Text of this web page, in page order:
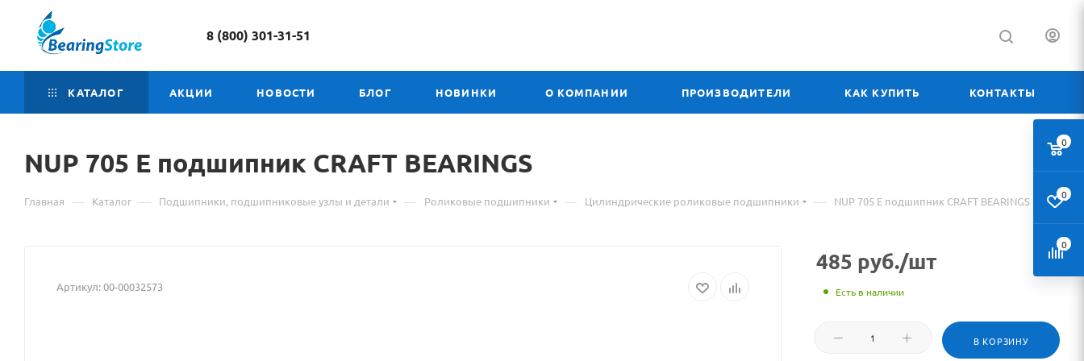
8 (800) 301-31-51
КАТАЛОГ АКЦИИ НОВОСТИ БЛОГ НОВИНКИ О КОМПАНИИ ПРОИЗВОДИТЕЛИ КАК КУПИТЬ КОНТАКТЫ
NUP 705 E подшипник CRAFT Материал
о
BEARINGS
Главная — Каталог — Подшипники, подшипниковые узлы и детали — Роликовые подшипники — Цилиндрические роликовые подшипники — NUP 705 E подшипник CRAFT BEARINGS
Артикул:00-00032573
485 руб./шт
Есть в наличии
В КОРЗИНУ
0
0
0